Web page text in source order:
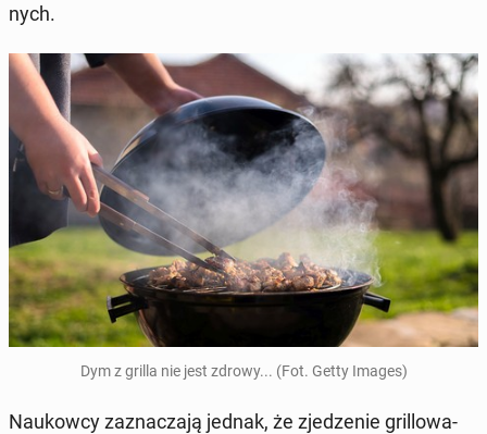
nych.
Dym z grilla nie jest zdrowy... (Fot. Getty Images)
Na­ukow­cy za­zna­cza­ją jednak, że zje­dze­nie gril­lo­wa­